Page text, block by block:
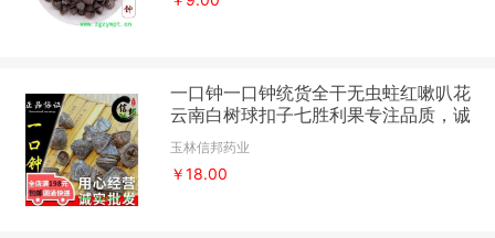
一口钟一口钟统货全干无虫蛀红嗽叭花
云南白树球扣子七胜利果专注品质，诚
信信邦！
玉林信邦药业
￥18.00